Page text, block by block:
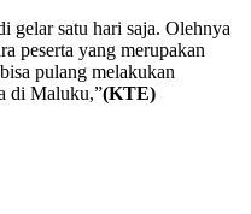
gelar satu hari saja. Olehnya
peserta yang merupakan
pulang melakukan
di Maluku,”(KTE)